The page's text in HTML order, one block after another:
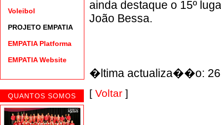
Voleibol
PROJETO EMPATIA
EMPATIA Platforma
EMPATIA Website
QUANTOS SOMOS
ainda destaque o 15º
João Bessa.
�ltima actualiza��o:
[ Voltar ]